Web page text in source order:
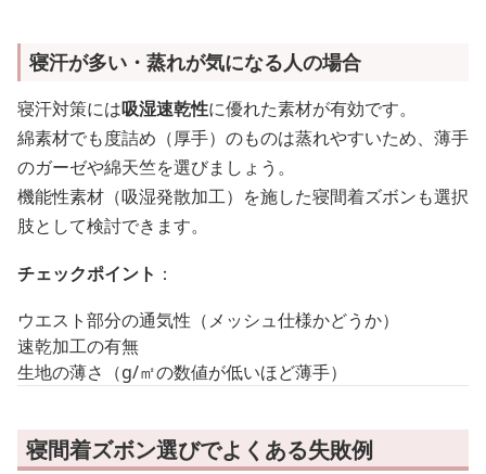
寝汗が多い・蒸れが気になる人の場合
寝汗対策には吸湿速乾性に優れた素材が有効です。
綿素材でも度詰め（厚手）のものは蒸れやすいため、薄手
のガーゼや綿天竺を選びましょう。
機能性素材（吸湿発散加工）を施した寝間着ズボンも選択
肢として検討できます。
チェックポイント ：
ウエスト部分の通気性（メッシュ仕様かどうか）
速乾加工の有無
生地の薄さ（g/㎡の数値が低いほど薄手）
寝間着ズボン選びでよくある失敗例